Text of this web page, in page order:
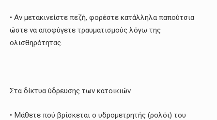
• Αν μετακινείστε πεζή, φορέστε κατάλληλα παπούτσια
ώστε να αποφύγετε τραυματισμούς λόγω της
ολισθηρότητας.
Στα δίκτυα ύδρευσης των κατοικιών
• Μάθετε πού βρίσκεται ο υδρομετρητής (ρολόι) του